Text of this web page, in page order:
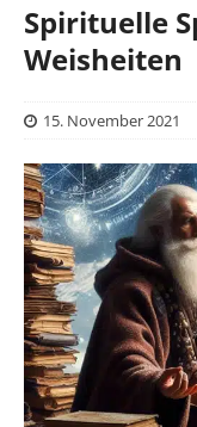
Spirituelle
Weisheiten
15. November 2021